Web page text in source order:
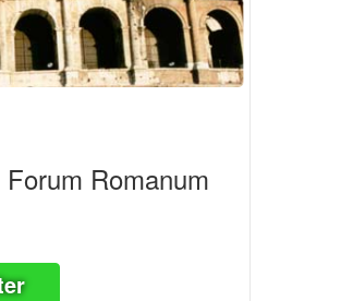
Romanum